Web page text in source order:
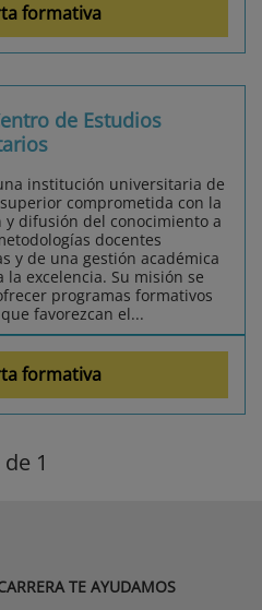
formativa
de Estudios
institución universitaria de
comprometida con la
y difusión del conocimiento a
docentes
y de una gestión académica
la excelencia. Su misión se
programas formativos
favorezcan el...
formativa
de 1
TE AYUDAMOS